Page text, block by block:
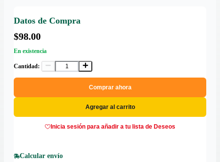
Datos de Compra
$98.00
En existencia
Cantidad:
Comprar ahora
Agregar al carrito
Inicia sesión para añadir a tu lista de Deseos
Calcular envío